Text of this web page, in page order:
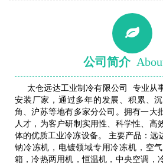
公司简介
太仓远达工业制冷有限公司 专业从
安装厂家，通过多年的发展、积累、
角、沪苏等地有多家分公司。拥有一大
人才，为客户研制实用性、科学性、高
体的优质工业冷冻设备。 主要产品：远
钠冷冻机，电镀领域专用冷冻机，空
箱，冷热两用机，恒温机，中央空调，